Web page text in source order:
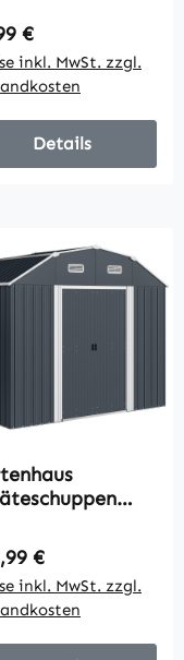
Garage aus
Schwarz
Preis:
€
inkl. MwSt. zzgl.
Details
2
2 Türen,
x 132 x 198,5
Preis:
€
inkl. MwSt. zzgl.